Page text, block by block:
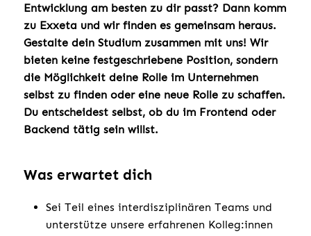
Entwicklung am besten zu dir passt? Dann komm
zu Exxeta und wir finden es gemeinsam heraus.
Gestalte dein Studium zusammen mit uns! Wir
bieten keine festgeschriebene Position, sondern
die Möglichkeit deine Rolle im Unternehmen
selbst zu finden oder eine neue Rolle zu schaffen.
Du entscheidest selbst, ob du im Frontend oder
Backend tätig sein willst.
Was erwartet dich
Sei Teil eines interdisziplinären Teams und
unterstütze unsere erfahrenen Kolleg:innen